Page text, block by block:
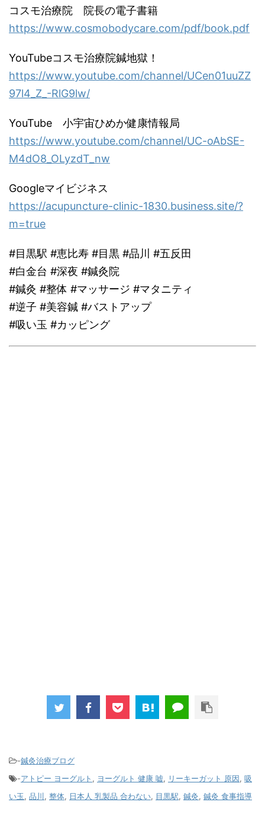
コスモ治療院 院長の電子書籍
https://www.cosmobodycare.com/pdf/book.pdf
YouTubeコスモ治療院鍼地獄！
https://www.youtube.com/channel/UCen01uuZZ
97l4_Z_-RlG9lw/
YouTube 小宇宙ひめか健康情報局
https://www.youtube.com/channel/UC-oAbSE-
M4dO8_OLyzdT_nw
Googleマイビジネス
https://acupuncture-clinic-1830.business.site/?
m=true
#目黒駅 #恵比寿 #目黒 #品川 #五反田
#白金台 #深夜 #鍼灸院
#鍼灸 #整体 #マッサージ #マタニティ
#逆子 #美容鍼 #バストアップ
#吸い玉 #カッピング
-鍼灸治療ブログ
-アトピー ヨーグルト , ヨーグルト 健康 嘘, リーキーガット 原因, 吸
い玉, 品川, 整体, 日本人 乳製品 合わない, 目黒駅, 鍼灸, 鍼灸 食事指導